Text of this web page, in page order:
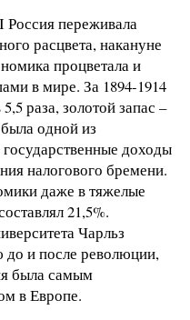
переживала
расцвета, накануне
процветала и
в мире. За 1894-1914
раза, золотой запас –
одной из
доходы
налогового бремени.
даже в тяжелые
21,5%.
Чарльз
и после революции,
была самым
в Европе.